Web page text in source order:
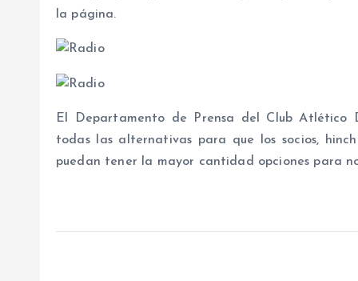
la página.
El Departamento de Prensa del Club Atlético
todas las alternativas para que los socios,
puedan tener la mayor cantidad opciones para